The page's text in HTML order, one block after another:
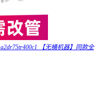
【无桶机器】同款全